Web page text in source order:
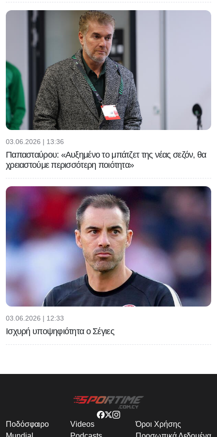
03.06.2026 | 13:36
Παπασταύρου: «Αυξημένο το μπάτζετ της νέας σεζόν, θα
χρειαστούμε περισσότερη ποιότητα»
03.06.2026 | 12:33
Ισχυρή υποψηφιότητα ο Σέγιες
Ποδόσφαιρο
Videos
Όροι Χρήσης